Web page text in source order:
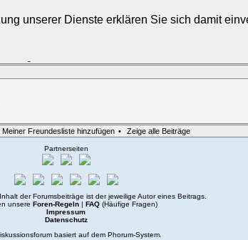
unserer Dienste erklären Sie sich damit
Meiner Freundesliste hinzufügen • Zeige alle Beiträge
Partnerseiten
der Forumsbeiträge ist der jeweilige Autor eines Beitrags.
unsere Foren-Regeln FAQ (Häufige Fragen)
Impressum
Datenschutz
basiert auf dem Phorum-System.